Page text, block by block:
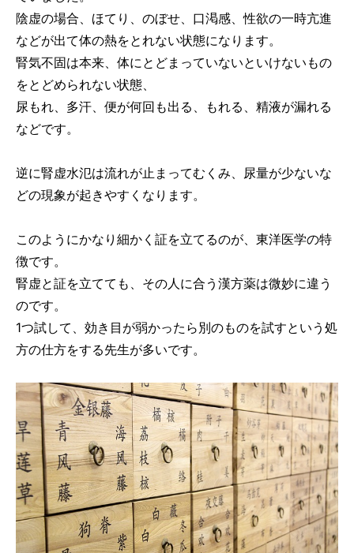
陰虚の場合、ほてり、のぼせ、口渇感、性欲の一時亢進
などが出て体の熱をとれない状態になります。
腎気不固は本来、体にとどまっていないといけないもの
をとどめられない状態、
尿もれ、多汗、便が何回も出る、もれる、精液が漏れる
などです。
逆に腎虚水氾は流れが止まってむくみ、尿量が少ないな
どの現象が起きやすくなります。
このようにかなり細かく証を立てるのが、東洋医学の特
徴です。
腎虚と証を立てても、その人に合う漢方薬は微妙に違う
のです。
1つ試して、効き目が弱かったら別のものを試すという処
方の仕方をする先生が多いです。